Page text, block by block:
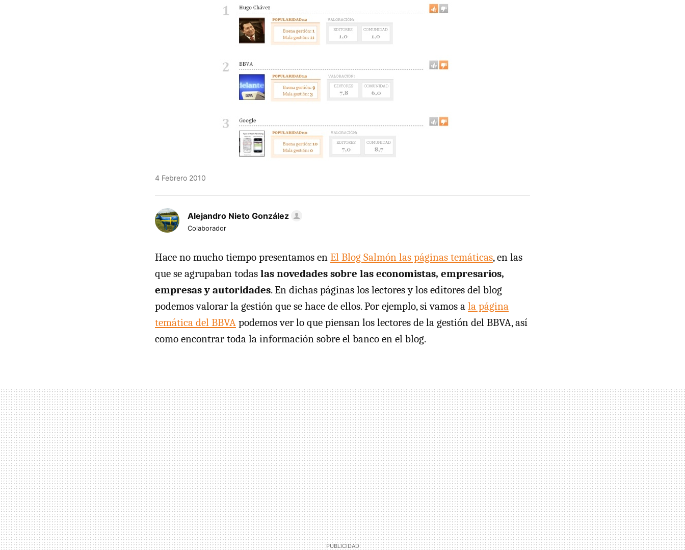
4 Febrero 2010
Alejandro Nieto González
Colaborador
Hace no mucho tiempo presentamos en El Blog Salmón las páginas temáticas, en las
que se agrupaban todas las novedades sobre las economistas, empresarios,
empresas y autoridades. En dichas páginas los lectores y los editores del blog
podemos valorar la gestión que se hace de ellos. Por ejemplo, si vamos a la página
temática del BBVA podemos ver lo que piensan los lectores de la gestión del BBVA, así
como encontrar toda la información sobre el banco en el blog.